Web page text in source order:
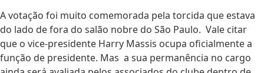
A votação foi muito comemorada pela torcida que estava
do lado de fora do salão nobre do São Paulo. Vale citar
que o vice-presidente Harry Massis ocupa oficialmente a
função de presidente. Mas a sua permanência no cargo